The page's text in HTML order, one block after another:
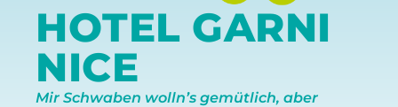
HOTEL GARNI
NICE
Mir Schwaben wolln’s gemütlich, aber